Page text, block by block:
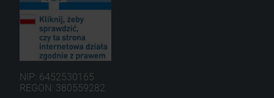
NIP: 6452530165
REGON: 380559282